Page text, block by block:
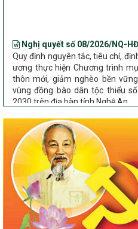
Quy định nguyên tắc, tiêu chí,
ương thực hiện Chương trình
thôn mới, giảm nghèo bền
vùng đồng bào dân tộc thiểu
2030 trên địa bàn tỉnh Nghệ An
Chỉ Thị số 22-CT/TU
về đẩy mạnh thực hiện Chương
nông thôn mới, giảm nghèo
hội vùng đồng bào dân tộc
2030 trên địa bàn tỉnh Nghệ An
Quyết định số 2490/QĐ-UBND
Về việc thành lập Ban Chỉ đạo
dựng nông thôn mới, giảm
xã hội vùng đồng bào dân tộc
-2030 tỉnh Nghệ An